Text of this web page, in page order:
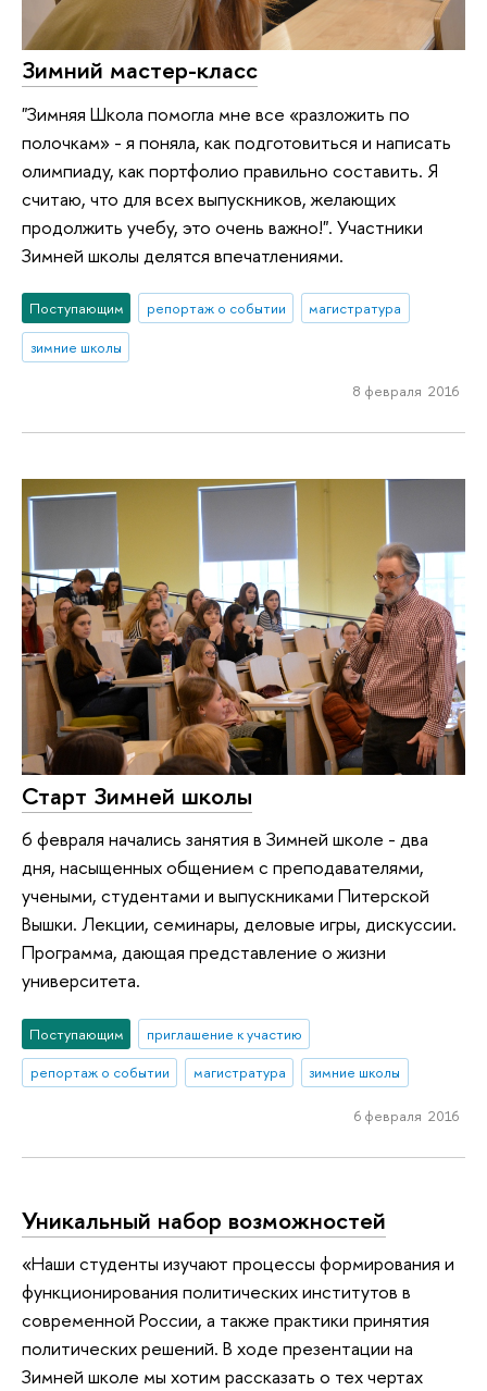
Зимний мастер-класс
"Зимняя Школа помогла мне все «разложить по
полочкам» - я поняла, как подготовиться и написать
олимпиаду, как портфолио правильно составить. Я
считаю, что для всех выпускников, желающих
продолжить учебу, это очень важно!". Участники
Зимней школы делятся впечатлениями.
Поступающим репортаж о событии
магистратура
зимние школы
8 февраля 2016
Старт Зимней школы
6 февраля начались занятия в Зимней школе - два
дня, насыщенных общением с преподавателями,
учеными, студентами и выпускниками Питерской
Вышки. Лекции, семинары, деловые игры, дискуссии.
Программа, дающая представление о жизни
университета.
Поступающим
приглашение к участию
репортаж о событии
магистратура зимние школы
6 февраля 2016
Уникальный набор возможностей
«Наши студенты изучают процессы формирования и
функционирования политических институтов в
современной России, а также практики принятия
политических решений. В ходе презентации на
Зимней школе мы хотим рассказать о тех чертах